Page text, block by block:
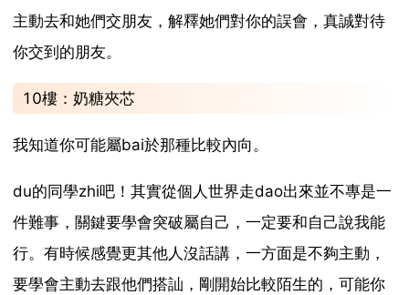
主動去和她們交朋友，解釋她們對你的誤會，真誠對待
你交到的朋友。
10樓：奶糖夾芯
我知道你可能屬bai於那種比較內向。
du的同學zhi吧！其實從個人世界走dao出來並不專是一
件難事，關鍵要學會突破屬自己，一定要和自己說我能
行。有時候感覺更其他人沒話講，一方面是不夠主動，
要學會主動去跟他們搭訕，剛開始比較陌生的，可能你